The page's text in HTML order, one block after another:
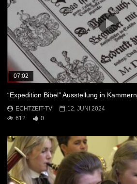
07:02
“Expedition Bibel” Ausstellung in Kammern
ECHTZEIT-TV
12. JUNI 2024
612
0